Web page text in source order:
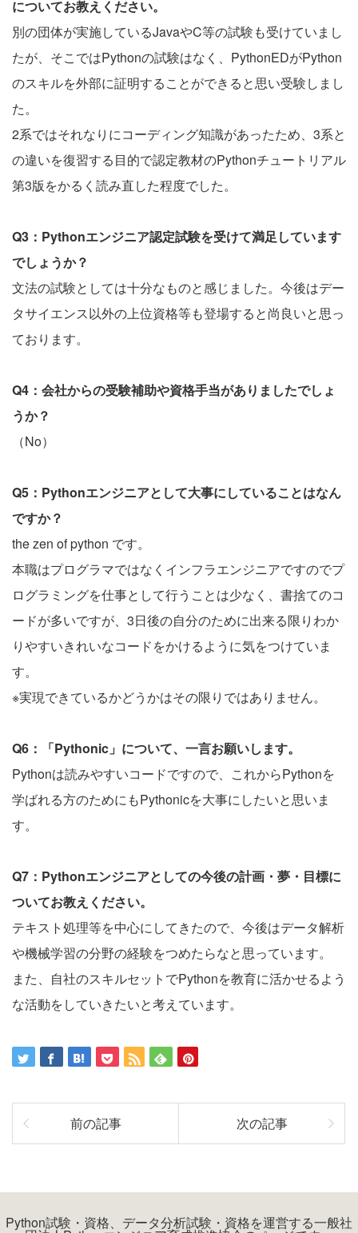
についてお教えください。
別の団体が実施しているJavaやC等の試験も受けていまし
たが、そこではPythonの試験はなく、PythonEDがPython
のスキルを外部に証明することができると思い受験しまし
た。
2系ではそれなりにコーディング知識があったため、3系と
の違いを復習する目的で認定教材のPythonチュートリアル
第3版をかるく読み直した程度でした。
Q3：Pythonエンジニア認定試験を受けて満足しています
でしょうか？
文法の試験としては十分なものと感じました。今後はデー
タサイエンス以外の上位資格等も登場すると尚良いと思っ
ております。
Q4：会社からの受験補助や資格手当がありましたでしょ
うか？
（No）
Q5：Pythonエンジニアとして大事にしていることはなん
ですか？
the zen of python です。
本職はプログラマではなくインフラエンジニアですのでプ
ログラミングを仕事として行うことは少なく、書捨てのコ
ードが多いですが、3日後の自分のために出来る限りわか
りやすいきれいなコードをかけるように気をつけていま
す。
※実現できているかどうかはその限りではありません。
Q6：「Pythonic」について、一言お願いします。
Pythonは読みやすいコードですので、これからPythonを
学ばれる方のためにもPythonicを大事にしたいと思いま
す。
Q7：Pythonエンジニアとしての今後の計画・夢・目標に
ついてお教えください。
テキスト処理等を中心にしてきたので、今後はデータ解析
や機械学習の分野の経験をつめたらなと思っています。
また、自社のスキルセットでPythonを教育に活かせるよう
な活動をしていきたいと考えています。
前の記事 次の記事
Python試験・資格、データ分析試験・資格を運営する一般社